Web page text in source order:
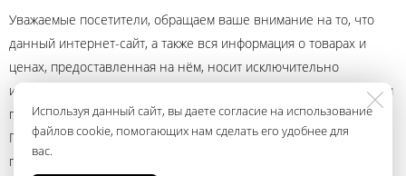
Используя данный сайт, вы даете согласие на использование
файлов cookie, помогающих нам сделать его удобнее для
вас.
Уважаемые посетители, обращаем ваше внимание на то, что
данный интернет-сайт, а также вся информация о товарах и
ценах, предоставленная на нём, носит исключительно
информационный характер и ни при каких условиях не является
публичной офертой, определяемой положениями Статьи 437
Гражданского кодекса Российской Федерации. Для получения
подробной информации о наличии и стоимости указанных